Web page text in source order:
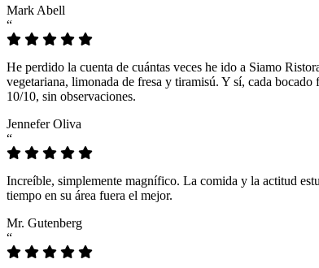
Mark Abell
“
He perdido la cuenta de cuántas veces he ido a Siamo
vegetariana, limonada de fresa y tiramisú. Y sí, cada
10/10, sin observaciones.
Jennefer Oliva
“
Increíble, simplemente magnífico. La comida y la actitud
tiempo en su área fuera el mejor.
Mr. Gutenberg
“